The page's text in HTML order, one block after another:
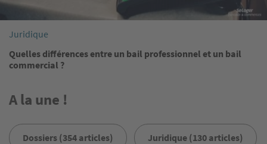
Juridique
Quelles différences entre un bail professionnel et un bail
commercial ?
A la une !
Dossiers (354 articles) Juridique (130 articles)